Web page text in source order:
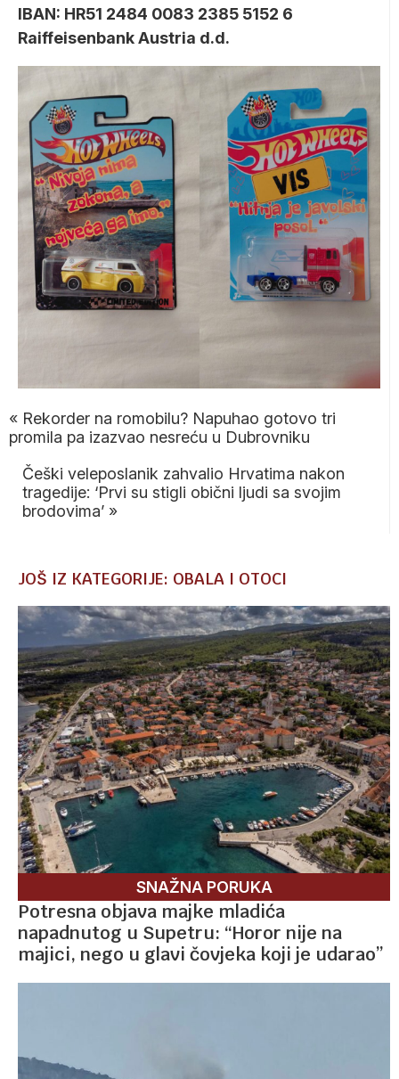
IBAN: HR51 2484 0083 2385 5152 6
Raiffeisenbank Austria d.d.
« Rekorder na romobilu? Napuhao gotovo tri
promila pa izazvao nesreću u Dubrovniku
Češki veleposlanik zahvalio Hrvatima nakon
tragedije: ‘Prvi su stigli obični ljudi sa svojim
brodovima’ »
JOŠ IZ KATEGORIJE: OBALA I OTOCI
SNAŽNA PORUKA
Potresna objava majke mladića
napadnutog u Supetru: “Horor nije na
majici, nego u glavi čovjeka koji je udarao”